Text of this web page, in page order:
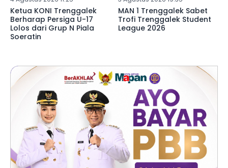
Ketua KONI Trenggalek
Berharap Persiga U-17
Lolos dari Grup N Piala
Soeratin
MAN 1 Trenggalek Sabet
Trofi Trenggalek Student
League 2026